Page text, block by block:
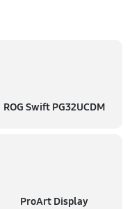
ROG Swift PG32UCDM
ProArt Display